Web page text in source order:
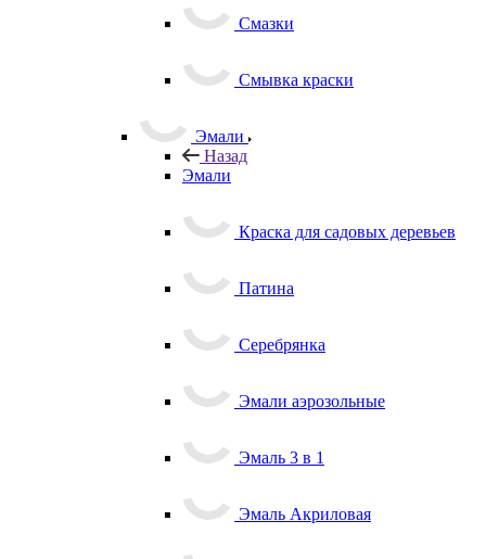
Смазки
Смывка краски
Эмали
Назад
Эмали
Краска для садовых деревьев
Патина
Серебрянка
Эмали аэрозольные
Эмаль 3 в 1
Эмаль Акриловая